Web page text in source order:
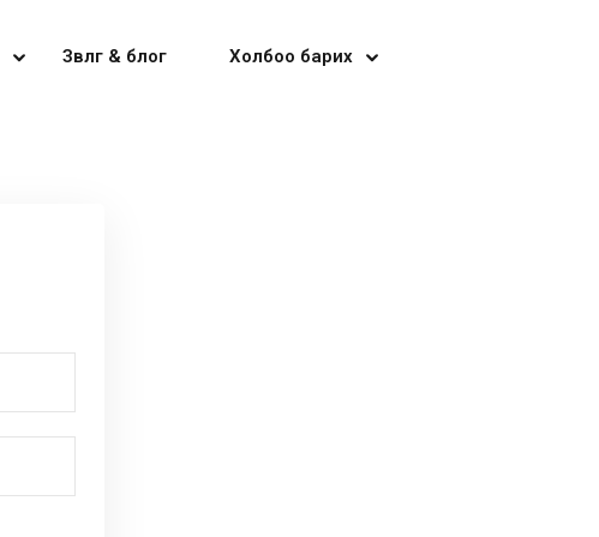
Зөвлөгөө & блог Холбоо барих